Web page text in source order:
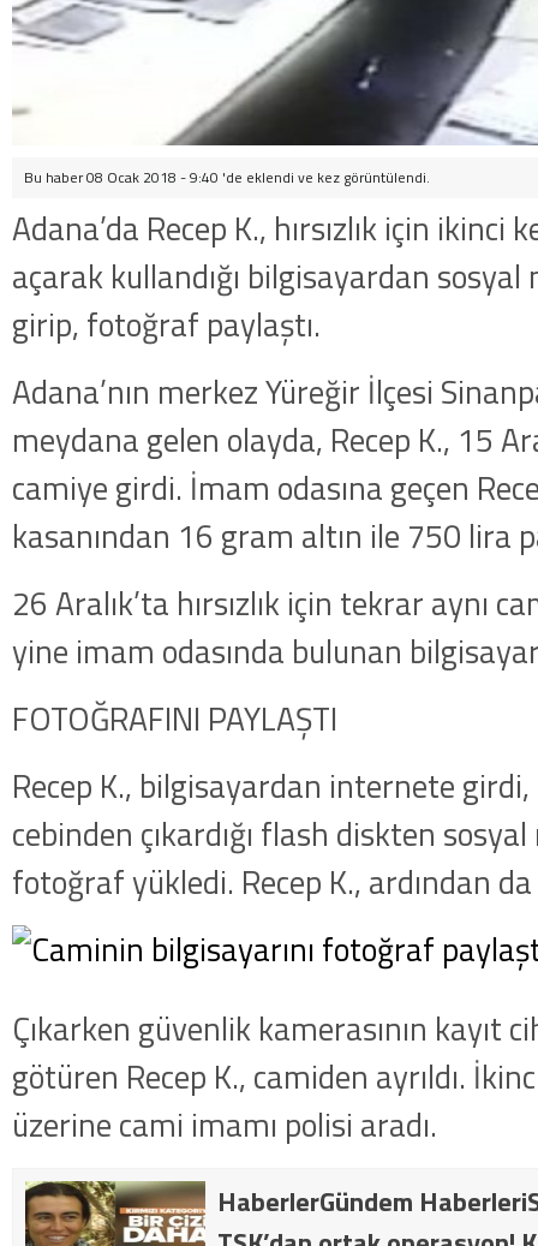
Bu haber 08 Ocak 2018 - 9:40 'de eklendi ve kez görüntülendi.
Adana’da Recep K., hırsızlık için ikinci
açarak kullandığı bilgisayardan sosyal
girip, fotoğraf paylaştı.
Adana’nın merkez Yüreğir İlçesi
meydana gelen olayda, Recep K., 15
camiye girdi. İmam odasına geçen
kasanından 16 gram altın ile 750 lira
26 Aralık’ta hırsızlık için tekrar aynı
yine imam odasında bulunan
FOTOĞRAFINI PAYLAŞTI
Recep K., bilgisayardan internete
cebinden çıkardığı flash diskten
fotoğraf yükledi. Recep K., ardından da
Çıkarken güvenlik kamerasının kayıt
götüren Recep K., camiden ayrıldı. İkinci
üzerine cami imamı polisi aradı.
HaberlerGündem